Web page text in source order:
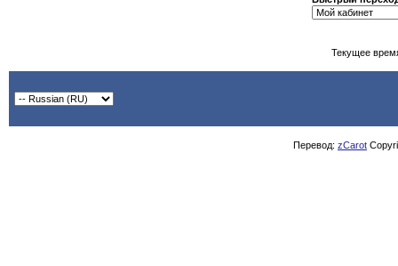
Текущее
Перевод: zCarot